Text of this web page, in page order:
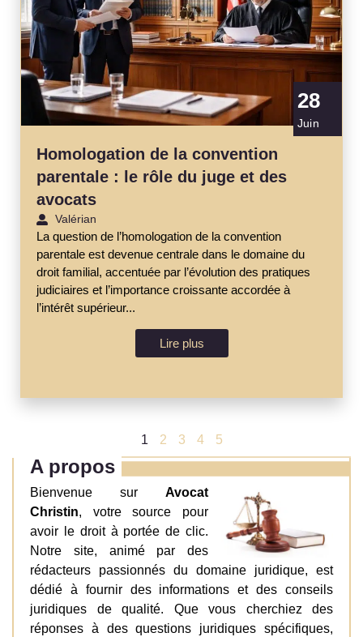
28
Juin
Homologation de la convention
parentale : le rôle du juge et des
avocats
Valérian
La question de l’homologation de la convention
parentale est devenue centrale dans le domaine du
droit familial, accentuée par l’évolution des pratiques
judiciaires et l’importance croissante accordée à
l’intérêt supérieur...
Lire plus
1 2 3 4 5
A propos
Bienvenue sur Avocat
Christin, votre source pour
avoir le droit à portée de clic.
Notre site, animé par des
rédacteurs passionnés du domaine juridique, est
dédié à fournir des informations et des conseils
juridiques de qualité. Que vous cherchiez des
réponses à des questions juridiques spécifiques,